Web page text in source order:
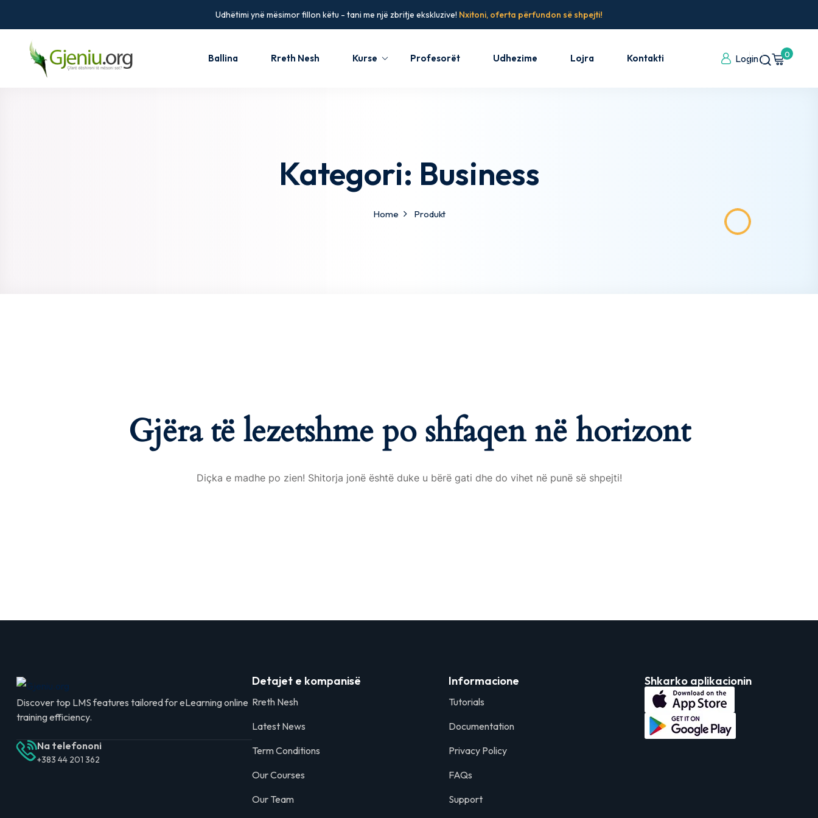
Udhëtimi ynë mësimor fillon këtu - tani me një zbritje ekskluzive! Nxitoni, oferta përfundon së shpejti!
Ballina Rreth Nesh Kurse Profesorët Udhezime Lojra Kontakti Login 0
Kategori: Business
Home Produkt
Gjëra të lezetshme po shfaqen në horizont
Diçka e madhe po zien! Shitorja jonë është duke u bërë gati dhe do vihet në punë së shpejti!
Discover top LMS features tailored for eLearning online
training efficiency.
Na telefononi
+383 44 201 362
Detajet e kompanisë
Rreth Nesh
Latest News
Term Conditions
Our Courses
Our Team
Informacione
Tutorials
Documentation
Privacy Policy
FAQs
Support
Shkarko aplikacionin
Don’t have an account? Sign up